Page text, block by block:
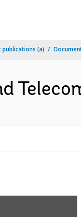
publications (a)